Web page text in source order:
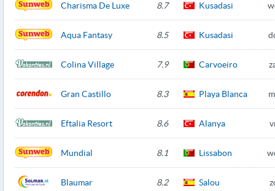
Charisma De Luxe 8.7 Kusadasi
Aqua Fantasy 8.5 Kusadasi
Colina Village 7.9 Carvoeiro
Gran Castillo 8.3 Playa Blanca
Eftalia Resort 8.6 Alanya
Mundial 8.1 Lissabon
Blaumar 8.2 Salou